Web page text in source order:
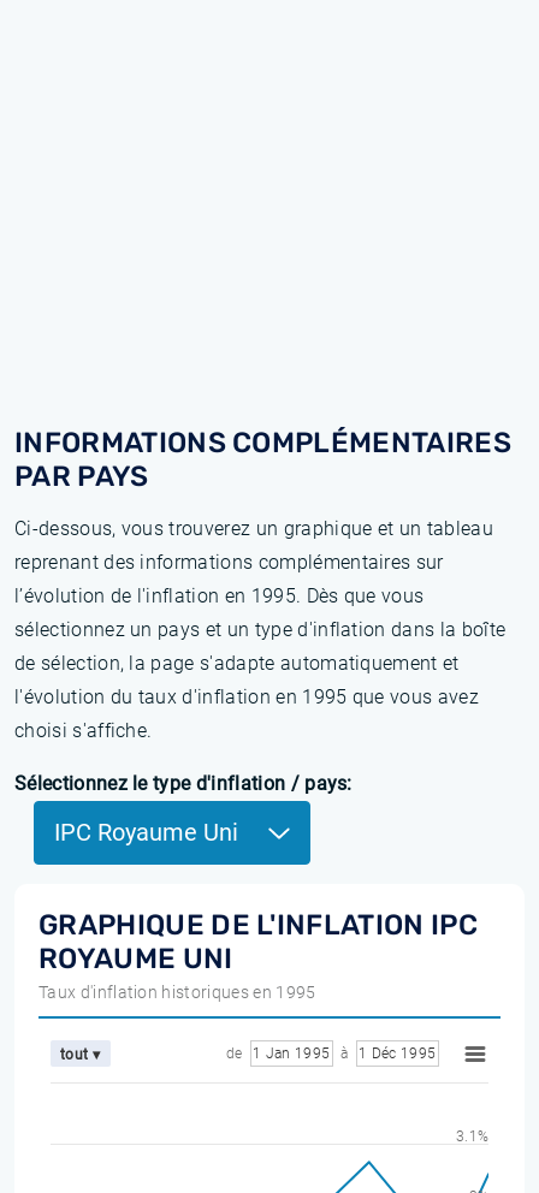
INFORMATIONS COMPLÉMENTAIRES
PAR PAYS
Ci-dessous, vous trouverez un graphique et un tableau
reprenant des informations complémentaires sur
l’évolution de l'inflation en 1995. Dès que vous
sélectionnez un pays et un type d'inflation dans la boîte
de sélection, la page s'adapte automatiquement et
l'évolution du taux d'inflation en 1995 que vous avez
choisi s'affiche.
Sélectionnez le type d'inflation / pays:
IPC Royaume Uni
GRAPHIQUE DE L'INFLATION IPC
ROYAUME UNI
Taux d'inflation historiques en 1995
tout ▾ de 1 Jan 1995 à 1 Déc 1995
3.1%